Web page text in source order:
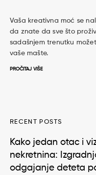
Vaša kreativna moć se
da znate da sve što
sadašnjem trenutku
vaše mašte.
PROČITAJ VIŠE
RECENT POSTS
Kako jedan otac i
nekretnina:
odgajanje deteta